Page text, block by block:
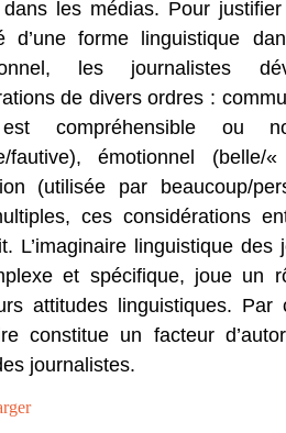
dans les médias. Pour
d’une forme linguistique
les journalistes
de divers ordres :
compréhensible ou
fautive), émotionnel
(utilisée par beaucoup/
ces considérations
L’imaginaire linguistique des
et spécifique, joue un
attitudes linguistiques. Par
constitue un facteur
journalistes.